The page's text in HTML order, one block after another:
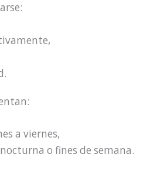
a viernes,
o fines de semana.